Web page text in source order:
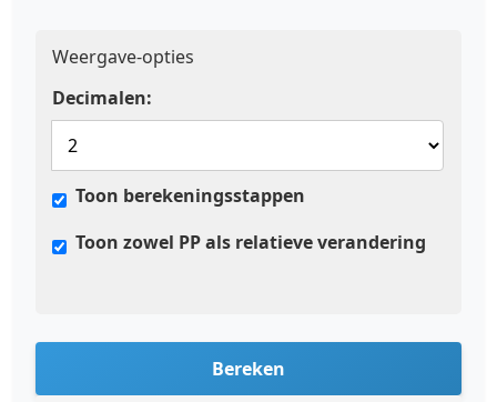
Weergave-opties
Decimalen:
Toon berekeningsstappen
Toon zowel PP als relatieve verandering
Bereken